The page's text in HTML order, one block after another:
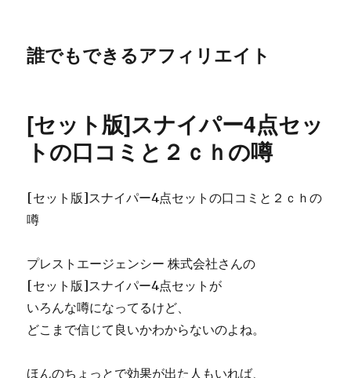
誰でもできるアフィリエイト
[セット版]スナイパー4点セッ
トの口コミと２ｃｈの噂
[セット版]スナイパー4点セットの口コミと２ｃｈの
噂
プレストエージェンシー 株式会社さんの
[セット版]スナイパー4点セットが
いろんな噂になってるけど、
どこまで信じて良いかわからないのよね。
ほんのちょっとで効果が出た人もいれば、